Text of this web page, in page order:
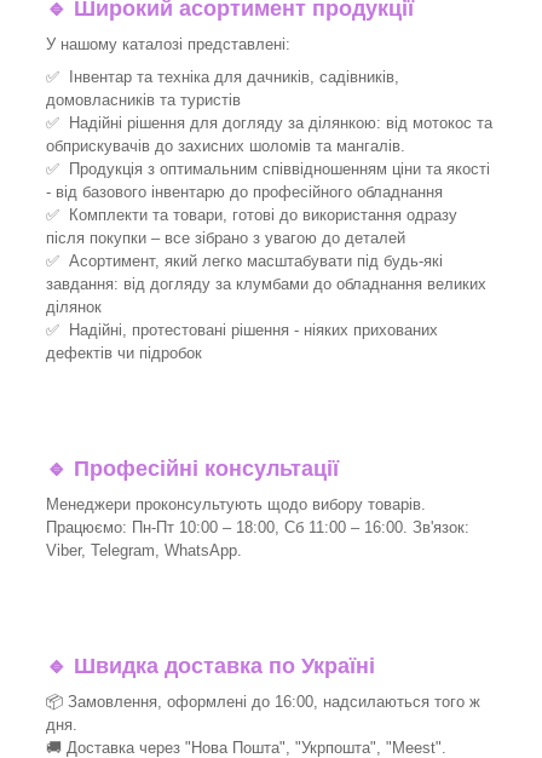
🔹 Широкий асортимент продукції
У нашому каталозі представлені:
✅ Інвентар та техніка для дачників, садівників,
домовласників та туристів
✅ Надійні рішення для догляду за ділянкою: від мотокос та
обприскувачів до захисних шоломів та мангалів.
✅ Продукція з оптимальним співвідношенням ціни та якості
- від базового інвентарю до професійного обладнання
✅ Комплекти та товари, готові до використання одразу
після покупки – все зібрано з увагою до деталей
✅ Асортимент, який легко масштабувати під будь-які
завдання: від догляду за клумбами до обладнання великих
ділянок
✅ Надійні, протестовані рішення - ніяких прихованих
дефектів чи підробок
🔹 Професійні консультації
Менеджери проконсультують щодо вибору товарів.
Працюємо: Пн-Пт 10:00 – 18:00, Сб 11:00 – 16:00. Зв'язок:
Viber, Telegram, WhatsApp.
🔹 Швидка доставка по Україні
📦 Замовлення, оформлені до 16:00, надсилаються того ж
дня.
🚚 Доставка через "Нова Пошта", "Укрпошта", "Meest".